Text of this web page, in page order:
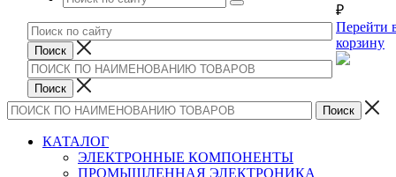
₽
Перейти
корзину
КАТАЛОГ
ЭЛЕКТРОННЫЕ КОМПОНЕНТЫ
ПРОМЫШЛЕННАЯ ЭЛЕКТРОНИКА